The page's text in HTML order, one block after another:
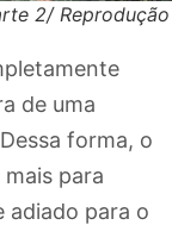
2/ Reprodução
de uma
forma, o
para
adiado para o